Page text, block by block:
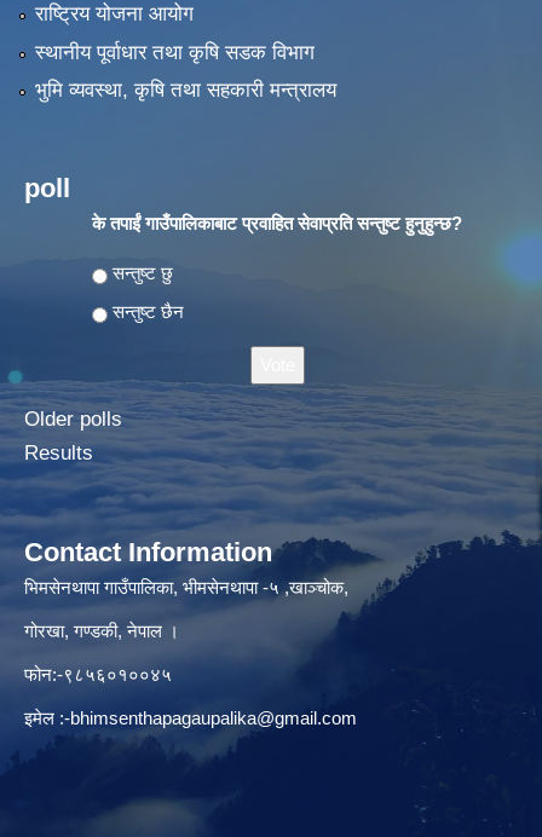
राष्ट्रिय योजना आयोग
स्थानीय पूर्वाधार तथा कृषि सडक विभाग
भुमि व्यवस्था, कृषि तथा सहकारी मन्त्रालय
poll
के तपाईं गाउँपालिकाबाट प्रवाहित सेवाप्रति सन्तुष्ट हुनुहुन्छ?
Choices
सन्तुष्ट छु
सन्तुष्ट छैन
Older polls
Results
Contact Information
भिमसेनथापा गाउँपालिका, भीमसेनथापा -५ ,खाञ्चोक,
गोरखा, गण्डकी, नेपाल ।
फोन:-९८५६०१००४५
इमेल :-bhimsenthapagaupalika@gmail.com